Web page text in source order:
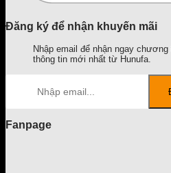
Đăng ký để nhận khuyến mãi
Nhập email để nhận ngay
thông tin mới nhất từ Hunufa.
Fanpage